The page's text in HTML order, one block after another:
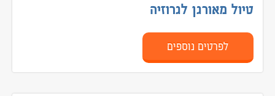
טיול מאורגן לגרוזיה
לפרטים נוספים